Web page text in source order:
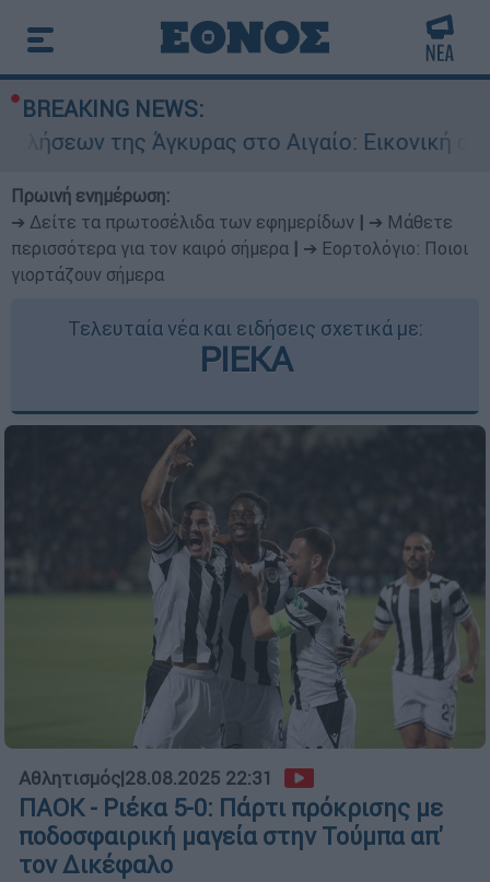
BREAKING NEWS:
Άγκυρας στο Αιγαίο: Εικονική αερομαχία
Πρωινή ενημέρωση:
➔ Δείτε τα πρωτοσέλιδα των εφημερίδων
➔ Μάθετε
περισσότερα για τον καιρό σήμερα
➔ Εορτολόγιο: Ποιοι
γιορτάζουν σήμερα
Τελευταία νέα και ειδήσεις σχετικά με:
ΡΙΕΚΑ
Αθλητισμός|28.08.2025 22:31
ΠΑΟΚ - Ριέκα 5-0: Πάρτι πρόκρισης με
ποδοσφαιρική μαγεία στην Τούμπα απ'
τον Δικέφαλο